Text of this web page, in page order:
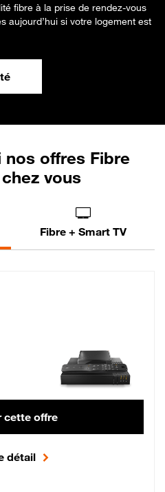
fibre à la prise de rendez-vous
aujourd’hui si votre logement est
nos offres Fibre
vous
Fibre + Smart TV
Lite Fibre
cette offre
détail